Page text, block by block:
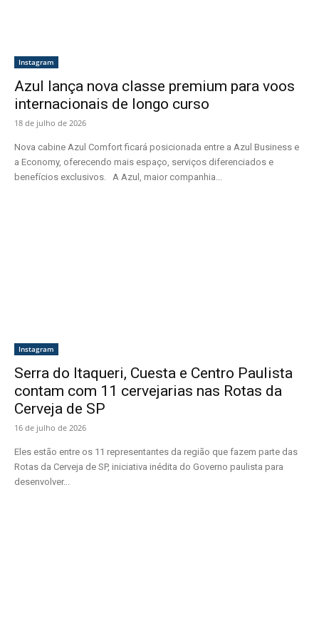
Instagram
Azul lança nova classe premium para voos
internacionais de longo curso
18 de julho de 2026
Nova cabine Azul Comfort ficará posicionada entre a Azul Business e
a Economy, oferecendo mais espaço, serviços diferenciados e
benefícios exclusivos. A Azul, maior companhia...
Instagram
Serra do Itaqueri, Cuesta e Centro Paulista
contam com 11 cervejarias nas Rotas da
Cerveja de SP
16 de julho de 2026
Eles estão entre os 11 representantes da região que fazem parte das
Rotas da Cerveja de SP, iniciativa inédita do Governo paulista para
desenvolver...